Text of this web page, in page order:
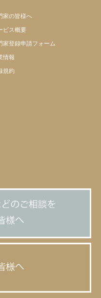
家の皆様へ
ビス概要
家登録申請フォーム
情報
規約